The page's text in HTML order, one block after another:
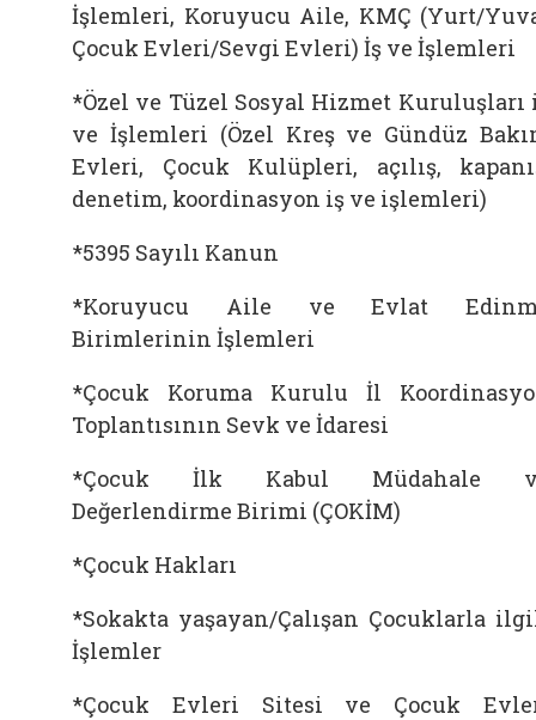
İşlemleri, Koruyucu Aile, KMÇ (Yurt/
Çocuk Evleri/Sevgi Evleri) İş ve İşlemleri
*Özel ve Tüzel Sosyal Hizmet Kuruluşları
ve İşlemleri (Özel Kreş ve Gündüz
Evleri, Çocuk Kulüpleri, açılış,
denetim, koordinasyon iş ve işlemleri)
*5395 Sayılı Kanun
*Koruyucu Aile ve Evlat
Birimlerinin İşlemleri
*Çocuk Koruma Kurulu İl
Toplantısının Sevk ve İdaresi
*Çocuk İlk Kabul Müdahale
Değerlendirme Birimi (ÇOKİM)
*Çocuk Hakları
*Sokakta yaşayan/Çalışan Çocuklarla
İşlemler
*Çocuk Evleri Sitesi ve Çocuk